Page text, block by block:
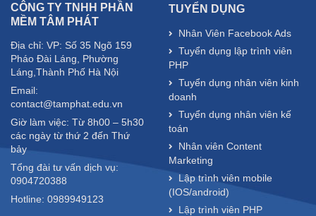
CÔNG TY TNHH PHẦN
MỀM TÂM PHÁT
Địa chỉ: VP: Số 35 Ngõ 159
Pháo Đài Láng, Phường
Láng,Thành Phố Hà Nội
Email:
contact@tamphat.edu.vn
Giờ làm việc: Từ 8h00 – 5h30
các ngày từ thứ 2 đến Thứ
bảy
Tổng đài tư vấn dịch vụ:
0904720388
Hotline: 0989949123
TUYỂN DỤNG
Nhân Viên Facebook Ads
Tuyển dụng lập trình viên
PHP
Tuyển dụng nhân viên kinh
doanh
Tuyển dụng nhân viên kế
toán
Nhân viên Content
Marketing
Lập trình viên mobile
(IOS/android)
Lập trình viên PHP